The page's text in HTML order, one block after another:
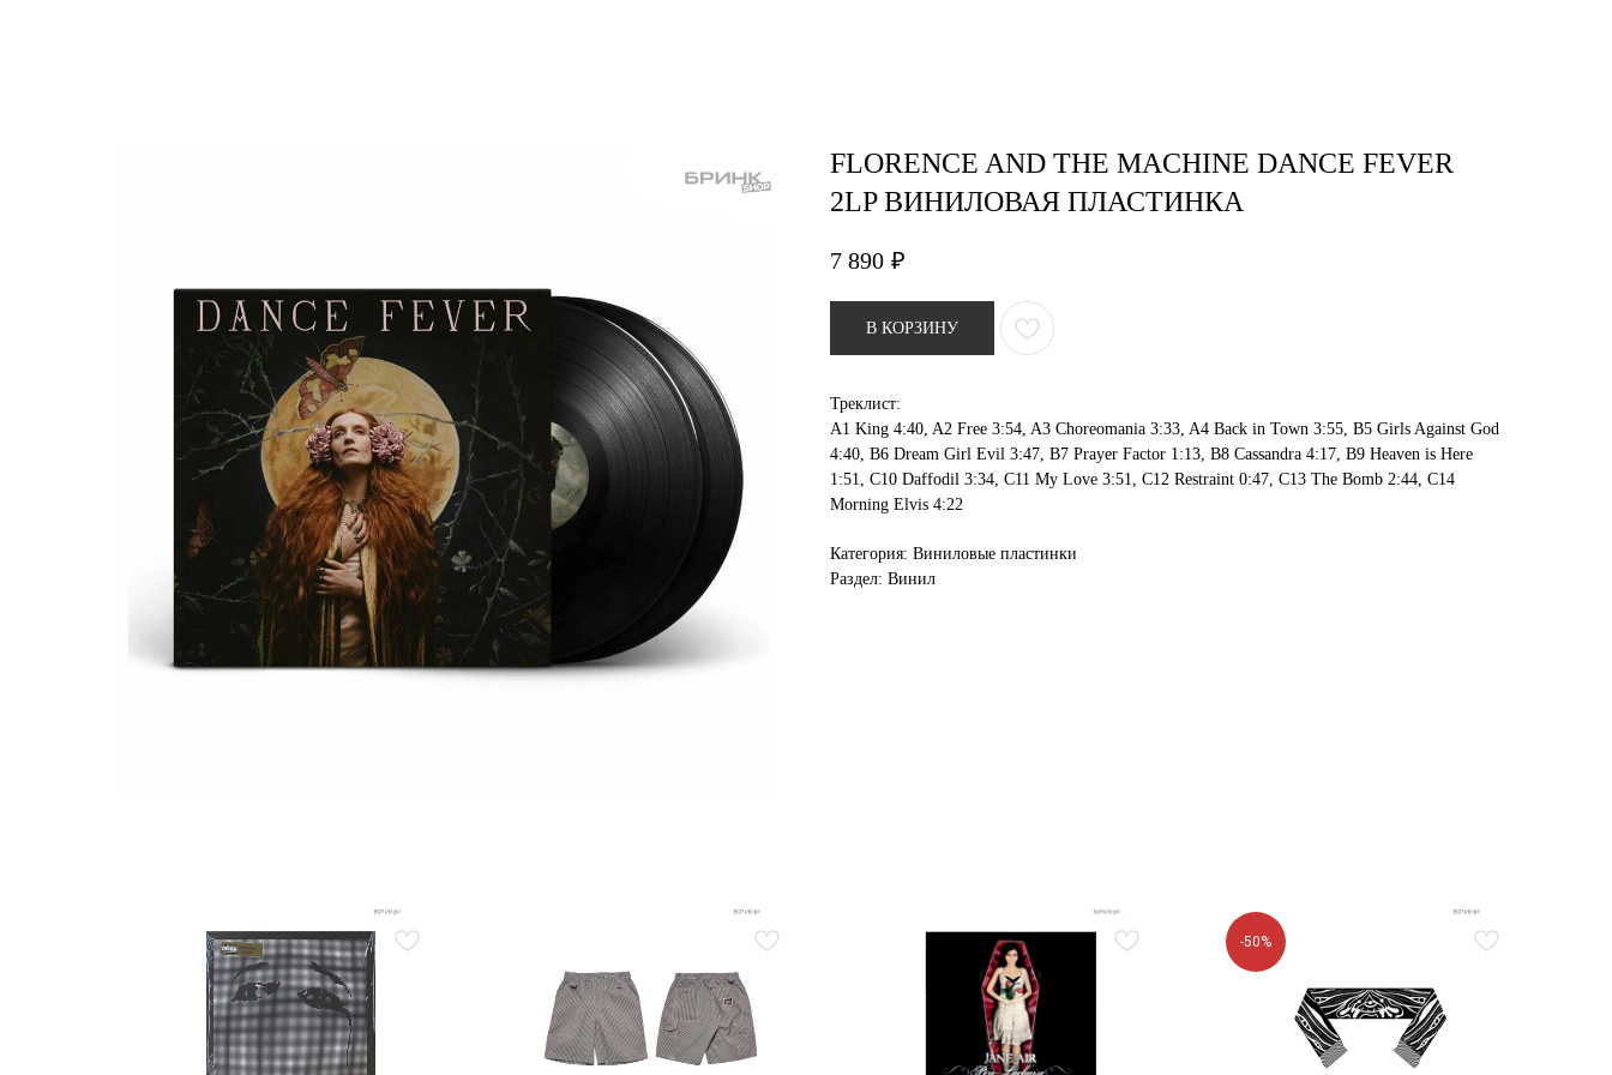
FLORENCE AND THE MACHINE DANCE FEVER
2LP ВИНИЛОВАЯ ПЛАСТИНКА
7 890 ₽
В КОРЗИНУ
Треклист:
A1 King 4:40, A2 Free 3:54, A3 Choreomania 3:33, A4 Back in Town 3:55, B5 Girls Against God
4:40, B6 Dream Girl Evil 3:47, B7 Prayer Factor 1:13, B8 Cassandra 4:17, B9 Heaven is Here
1:51, C10 Daffodil 3:34, C11 My Love 3:51, C12 Restraint 0:47, C13 The Bomb 2:44, C14
Morning Elvis 4:22
Категория: Виниловые пластинки
Раздел: Винил
-50%